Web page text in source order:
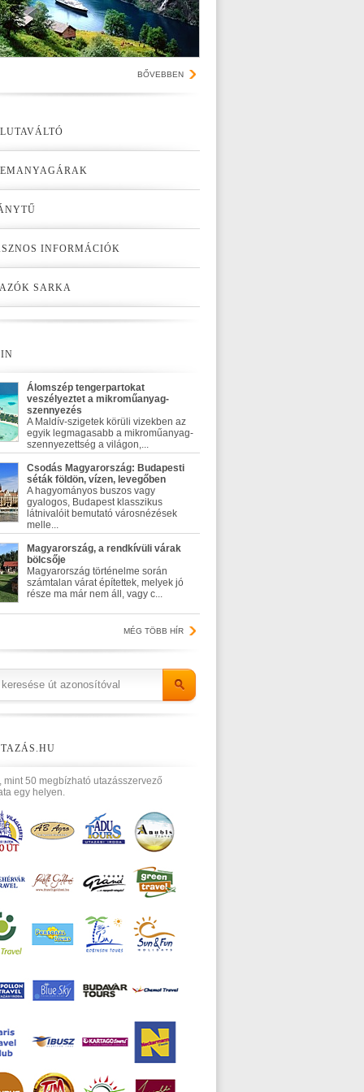
BŐVEBBEN
INFORMÁCIÓK
SARKA
Álomszép tengerpartokat
veszélyeztet a mikroműanyag-
szennyezés
A Maldív-szigetek körüli vizekben az
egyik legmagasabb a mikroműanyag-
szennyezettség a világon,...
Csodás Magyarország: Budapesti
séták földön, vízen, levegőben
A hagyományos buszos vagy
gyalogos, Budapest klasszikus
látnivalóit bemutató városnézések
melle...
Magyarország, a rendkívüli várak
bölcsője
Magyarország történelme során
számtalan várat építettek, melyek jó
része ma már nem áll, vagy c...
MÉG TÖBB HÍR
mint 50 megbízható utazásszervező
egy helyen.